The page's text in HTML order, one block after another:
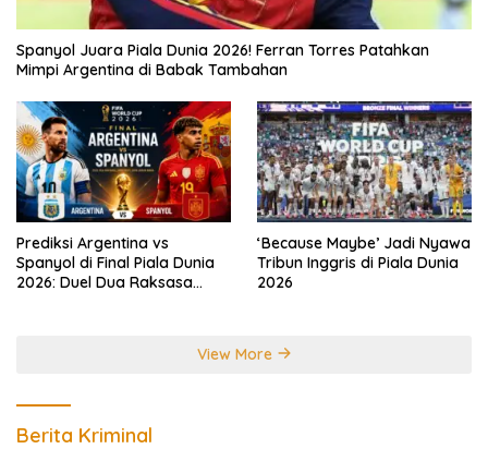
Spanyol Juara Piala Dunia 2026! Ferran Torres Patahkan
Mimpi Argentina di Babak Tambahan
Prediksi Argentina vs
Spanyol di Final Piala Dunia
2026: Duel Dua Raksasa
‘Because Maybe’ Jadi Nyawa
Tribun Inggris di Piala Dunia
2026
View More
Berita Kriminal